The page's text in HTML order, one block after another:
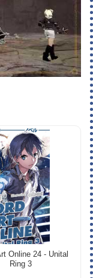
Online 24 - Unital
Ring 3